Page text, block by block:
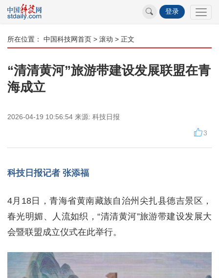
登录
所在位置： 中国科技网首页 > 滚动 > 正文
“清清黄河”旅游带建设发展联盟在青
海成立
2026-04-19 10:56:54 来源: 科技日报
3
科技日报记者 张添福
4月18日，青海省黄南藏族自治州尖扎县德吉景区，
春光明媚、人流如织，“清清黄河”旅游带建设发展大
会暨联盟成立仪式在此举行。